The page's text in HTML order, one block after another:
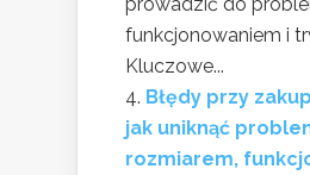
funkcjonowaniem i
Kluczowe...
Błędy przy
jak uniknąć
rozmiarem,